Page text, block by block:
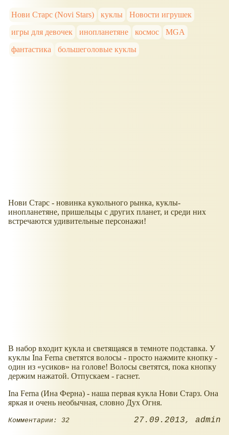
Нови Старс (Novi Stars) куклы
Новости игрушек
игры для девочек
инопланетяне космос
MGA
фантастика
большеголовые куклы
Нови Старс - новинка кукольного рынка, куклы-
инопланетяне, пришельцы с других планет, и среди них
встречаются удивительные персонажи!
В набор входит кукла и светящаяся в темноте подставка. У
куклы Ina Ferna светятся волосы - просто нажмите кнопку -
один из
усиков
на голове! Волосы светятся, пока кнопку
держим нажатой. Отпускаем - гаснет.
Ina Ferna (Ина Ферна) - наша первая кукла Нови Старз. Она
яркая и очень необычная, словно Дух Огня.
Комментарии: 32 27.09.2013 admin